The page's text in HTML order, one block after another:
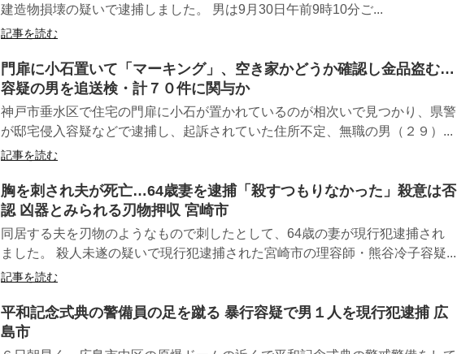
建造物損壊の疑いで逮捕しました。 男は9月30日午前9時10分ご...
記事を読む
門扉に小石置いて「マーキング」、空き家かどうか確認し金品盗む…
容疑の男を追送検・計７０件に関与か
神戸市垂水区で住宅の門扉に小石が置かれているのが相次いで見つかり、県警
が邸宅侵入容疑などで逮捕し、起訴されていた住所不定、無職の男（２９）...
記事を読む
胸を刺され夫が死亡…64歳妻を逮捕「殺すつもりなかった」殺意は否
認 凶器とみられる刃物押収 宮崎市
同居する夫を刃物のようなもので刺したとして、64歳の妻が現行犯逮捕され
ました。 殺人未遂の疑いで現行犯逮捕された宮崎市の理容師・熊谷冷子容疑...
記事を読む
平和記念式典の警備員の足を蹴る 暴行容疑で男１人を現行犯逮捕 広
島市